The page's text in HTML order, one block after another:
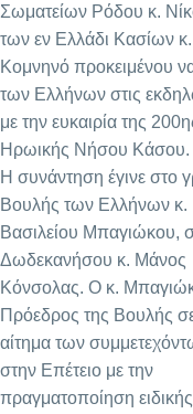
Σωματείων Ρόδου κ.
των εν Ελλάδι Κασίων
Κομνηνό προκειμένου
των Ελλήνων στις
με την ευκαιρία της
Ηρωικής Νήσου Κάσου.
Η συνάντηση έγινε στο
Βουλής των Ελλήνων κ.
Βασιλείου Μπαγιώκου,
Δωδεκανήσου κ. Μάνος
Κόνσολας. Ο κ.
Πρόεδρος της Βουλής
αίτημα των
στην Επέτειο με την
πραγματοποίηση